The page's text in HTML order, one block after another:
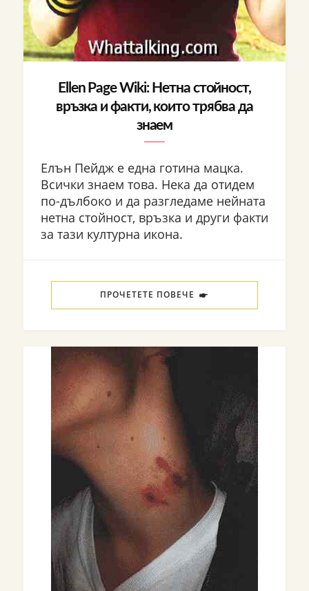
Ellen Page Wiki: Нетна стойност,
връзка и факти, които трябва да
знаем
Елън Пейдж е една готина мацка.
Всички знаем това. Нека да отидем
по-дълбоко и да разгледаме нейната
нетна стойност, връзка и други факти
за тази културна икона.
ПРОЧЕТЕТЕ ПОВЕЧЕ